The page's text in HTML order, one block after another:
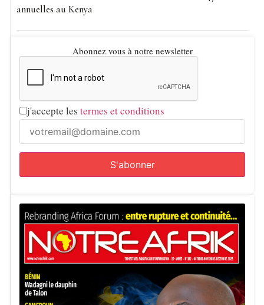
annuelles au Kenya
Abonnez vous à notre newsletter
j'accepte les termes et conditions